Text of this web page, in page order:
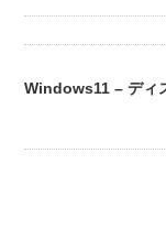
Windows11 – ディ